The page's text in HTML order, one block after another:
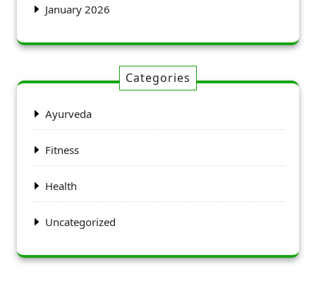
January 2026
Categories
Ayurveda
Fitness
Health
Uncategorized